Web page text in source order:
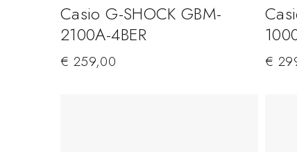
Casio G-SHOCK GBM-
2100A-4BER
€ 259,00 €